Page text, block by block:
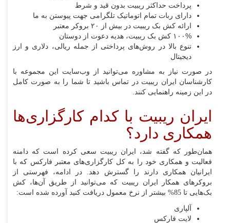
پرداخت حداکثر ریبیت بدون قید و شرط
دارای ربات تمام اتوماتیک تلگرامی جهت پیوستن به ما
ارائه کش بک ریبیت در بیش از ۲۰ بروکر معتبر
۱۰۰% کش بک ریبیت، هدیه دعوت از دوستان
تنوع بالا در روش‌های پرداختی از جمله ریالی، دلاری و ارز
دیجیتال
در صورت نیاز به مشاوره می‌توانید از وب‌سایت این مجموعه با
کارشناسان ایران ریبیت در تماس باشید تا شما را به صورت کامل
در این زمینه راهنمایی کنند.
ایران ریبیت با کدام کارگزاری‌ها
همکاری دارد؟
همان‌طور که گفته شد، ایران ریبیت سعی کرده است که دامنه
فعالیت و همکاری خود را به کل کارگزاری‌های معتبر فارکس که با
ایرانیان همکاری دارند را گسترش دهد. در ادامه، فهرستی از
بروکرهای همکار ایران ریبیت که می‌توانید از طریق آن‌ها، کش
بک‌هایی تا 85% بیشتر از نرخ معمول دریافت کنید آورده شده است:
آلپاری
لایت فارکس